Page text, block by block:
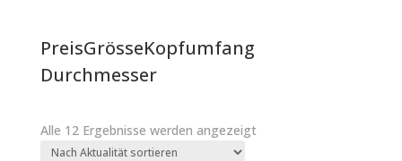
PreisGrösseKopfumfang
Durchmesser
Alle 12 Ergebnisse werden angezeigtNach